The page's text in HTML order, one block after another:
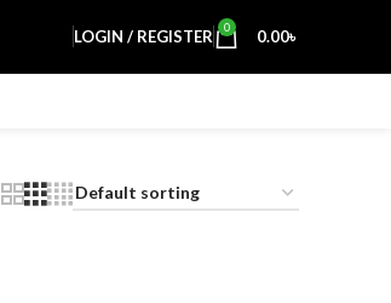
LOGIN / REGISTER 0 0.00৳